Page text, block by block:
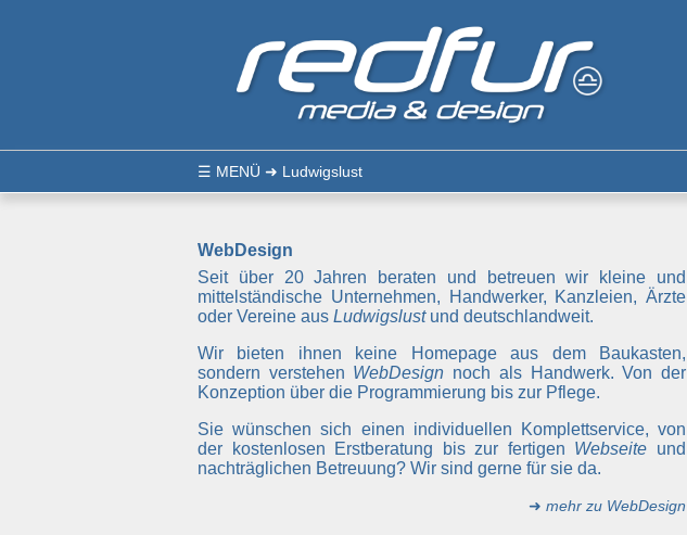
☰ MENÜ ➜ Ludwigslust
WebDesign
Seit über 20 Jahren beraten und betreuen wir kleine und
mittelständische Unternehmen, Handwerker, Kanzleien, Ärzte
oder Vereine aus Ludwigslustund deutschlandweit.
Wir bieten ihnen keine Homepage aus dem Baukasten,
sondern verstehen WebDesign noch als Handwerk. Von der
Konzeption über die Programmierung bis zur Pflege.
Sie wünschen sich einen individuellen Komplettservice, von
der kostenlosen Erstberatung bis zur fertigen Webseite und
nachträglichen Betreuung? Wir sind gerne für sie da.
➜ mehr zu WebDesign